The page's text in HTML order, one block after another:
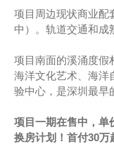
项目周边现状商业配
中）。轨道交通和成
项目南面的溪涌度假
海洋文化艺术、海洋
验中心，是深圳最早
项目一期在售中，单
换房计划！首付30万